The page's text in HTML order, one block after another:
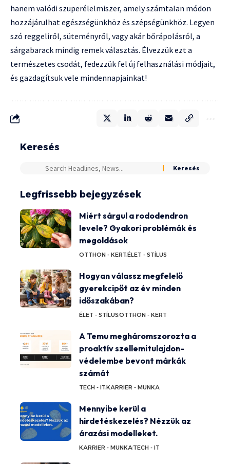
hanem valódi szuperélelmiszer, amely számtalan módon
hozzájárulhat egészségünkhöz és szépségünkhöz. Legyen
szó reggeliről, süteményről, vagy akár bőrápolásról, a
sárgabarack mindig remek választás. Élvezzük ezt a
természetes csodát, fedezzük fel új felhasználási módjait,
és gazdagítsuk vele mindennapjainkat!
Keresés
Legfrissebb bejegyzések
Miért sárgul a rododendron
levele? Gyakori problémák és
megoldások
OTTHON - KERTÉLET - STÍLUS
Hogyan válassz megfelelő
gyerekcipőt az év minden
időszakában?
ÉLET - STÍLUSOTTHON - KERT
A Temu megháromszorozta a
proaktív szellemitulajdon-
védelembe bevont márkák
számát
TECH - ITKARRIER - MUNKA
Mennyibe kerül a
hirdetéskezelés? Nézzük az
árazási modelleket.
KARRIER - MUNKATECH - IT